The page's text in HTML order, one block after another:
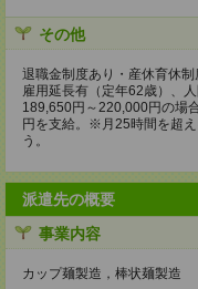
その他
退職金制度あり・産休育休制
雇用延長有（定年62歳）、
189,650円～220,000円の場
円を支給。※月25時間を超
う。
派遣先の概要
事業内容
カップ麺製造，棒状麺製造